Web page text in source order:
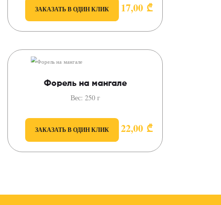
ЗАКАЗАТЬ В ОДИН КЛИК 17,00 ₾
Форель на мангале
Вес: 250 г
ЗАКАЗАТЬ В ОДИН КЛИК 22,00 ₾